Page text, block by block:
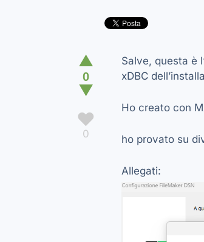
▲
0
▼
♥
0
Salve, questa è
xDBC
Ho creato con
ho provato su
Allegati: